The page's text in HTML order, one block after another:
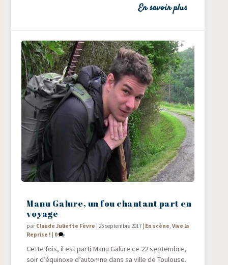
En savoir plus
Manu Galure, un fou chantant part en
voyage
par Claude Juliette Fèvre |25 septembre 2017 En scène,Vive la
Reprise !
0
Cette fois, il est par­ti Manu Galure ce 22 sep­tembre,
soir d’équinoxe d’automne dans sa ville de Tou­louse.